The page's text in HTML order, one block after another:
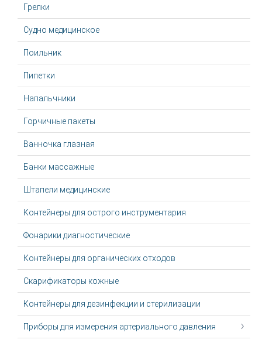
Грелки
Судно медицинское
Поильник
Пипетки
Напальчники
Горчичные пакеты
Ванночка глазная
Банки массажные
Штапели медицинские
Контейнеры для острого инструментария
Фонарики диагностические
Контейнеры для органических отходов
Скарификаторы кожные
Контейнеры для дезинфекции и стерилизации
Приборы для измерения артериального давления